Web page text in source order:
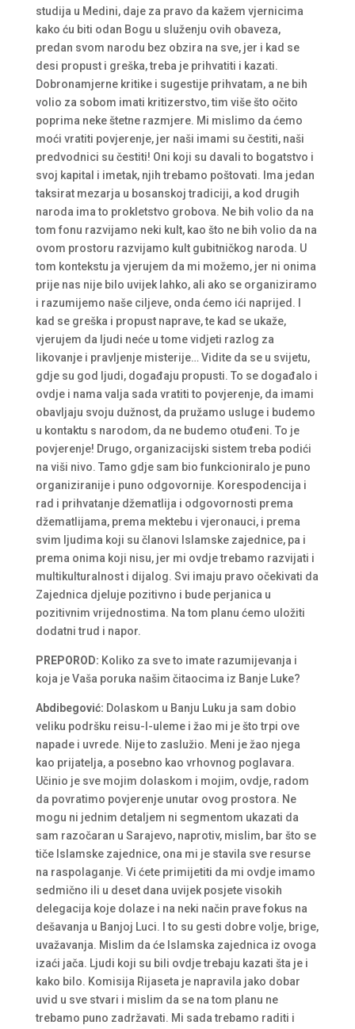
studija u Medini, daje za pravo da kažem vjernicima
kako ću biti odan Bogu u služenju ovih obaveza,
predan svom narodu bez obzira na sve, jer i kad se
desi propust i greška, treba je prihvatiti i kazati.
Dobronamjerne kritike i sugestije prihvatam, a ne bih
volio za sobom imati kritizerstvo, tim više što očito
poprima neke štetne razmjere. Mi mislimo da ćemo
moći vratiti povjerenje, jer naši imami su čestiti, naši
predvodnici su čestiti! Oni koji su davali to bogatstvo i
svoj kapital i imetak, njih trebamo poštovati. Ima jedan
taksirat mezarja u bosanskoj tradiciji, a kod drugih
naroda ima to prokletstvo grobova. Ne bih volio da na
tom fonu razvijamo neki kult, kao što ne bih volio da na
ovom prostoru razvijamo kult gubitničkog naroda. U
tom kontekstu ja vjerujem da mi možemo, jer ni onima
prije nas nije bilo uvijek lahko, ali ako se organiziramo
i razumijemo naše ciljeve, onda ćemo ići naprijed. I
kad se greška i propust naprave, te kad se ukaže,
vjerujem da ljudi neće u tome vidjeti razlog za
likovanje i pravljenje misterije… Vidite da se u svijetu,
gdje su god ljudi, događaju propusti. To se događalo i
ovdje i nama valja sada vratiti to povjerenje, da imami
obavljaju svoju dužnost, da pružamo usluge i budemo
u kontaktu s narodom, da ne budemo otuđeni. To je
povjerenje! Drugo, organizacijski sistem treba podići
na viši nivo. Tamo gdje sam bio funkcioniralo je puno
organiziranije i puno odgovornije. Korespodencija i
rad i prihvatanje džematlija i odgovornosti prema
džematlijama, prema mektebu i vjeronauci, i prema
svim ljudima koji su članovi Islamske zajednice, pa i
prema onima koji nisu, jer mi ovdje trebamo razvijati i
multikulturalnost i dijalog. Svi imaju pravo očekivati da
Zajednica djeluje pozitivno i bude perjanica u
pozitivnim vrijednostima. Na tom planu ćemo uložiti
dodatni trud i napor.
PREPOROD: Koliko za sve to imate razumijevanja i
koja je Vaša poruka našim čitaocima iz Banje Luke?
Abdibegović: Dolaskom u Banju Luku ja sam dobio
veliku podršku reisu-l-uleme i žao mi je što trpi ove
napade i uvrede. Nije to zaslužio. Meni je žao njega
kao prijatelja, a posebno kao vrhovnog poglavara.
Učinio je sve mojim dolaskom i mojim, ovdje, radom
da povratimo povjerenje unutar ovog prostora. Ne
mogu ni jednim detaljem ni segmentom ukazati da
sam razočaran u Sarajevo, naprotiv, mislim, bar što se
tiče Islamske zajednice, ona mi je stavila sve resurse
na raspolaganje. Vi ćete primijetiti da mi ovdje imamo
sedmično ili u deset dana uvijek posjete visokih
delegacija koje dolaze i na neki način prave fokus na
dešavanja u Banjoj Luci. I to su gesti dobre volje, brige,
uvažavanja. Mislim da će Islamska zajednica iz ovoga
izaći jača. Ljudi koji su bili ovdje trebaju kazati šta je i
kako bilo. Komisija Rijaseta je napravila jako dobar
uvid u sve stvari i mislim da se na tom planu ne
trebamo puno zadržavati. Mi sada trebamo raditi i